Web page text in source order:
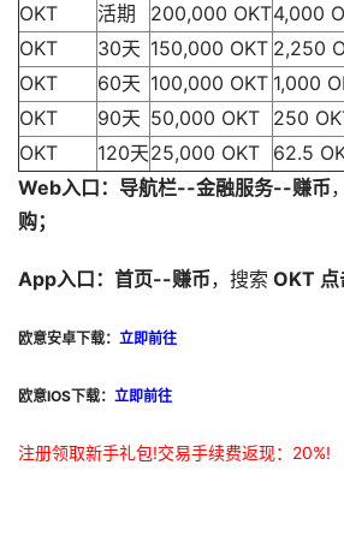
OKT
活期 200,000 OKT4,000
OKT
30天 150,000 OKT 2,250
OKT
60天 100,000 OKT 1,000
OKT
90天 50,000 OKT 250
OKT
120天25,000 OKT 62.5
Web入口：导航栏--金融服务--赚币
购；
App入口：首页--赚币，搜索 OKT
欧意安卓下载： 立即前往
欧意IOS下载： 立即前往
注册领取新手礼包!交易手续费返现：20%!